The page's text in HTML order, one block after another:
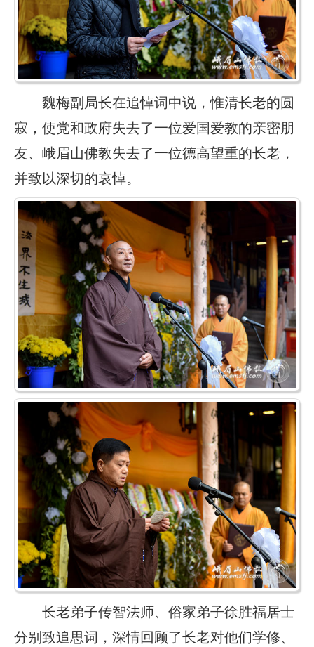
魏梅副局长在追悼词中说，惟清长老的圆
寂，使党和政府失去了一位爱国爱教的亲密朋
友、峨眉山佛教失去了一位德高望重的长老，
并致以深切的哀悼。
长老弟子传智法师、俗家弟子徐胜福居士
分别致追思词，深情回顾了长老对他们学修、